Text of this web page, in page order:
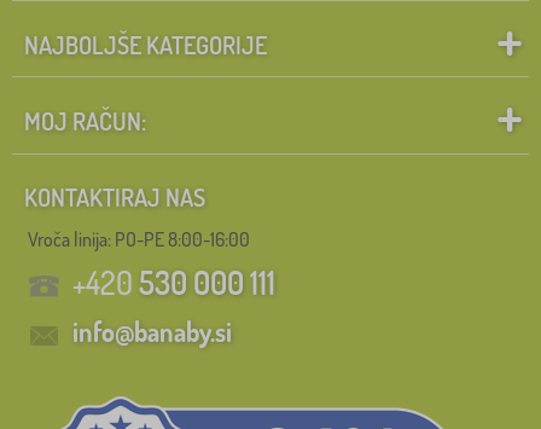
NAJBOLJŠE KATEGORIJE
MOJ RAČUN:
KONTAKTIRAJ NAS
Vroča linija: PO-PE 8:00-16:00
+420530 000 111
info@banaby.si